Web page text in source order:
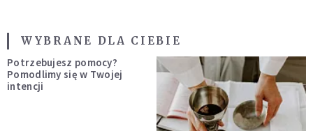
WYBRANE DLA CIEBIE
Potrzebujesz pomocy?
Pomodlimy się w Twojej
intencji